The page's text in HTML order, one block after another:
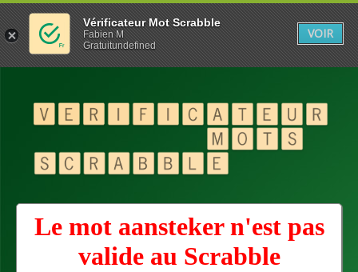
Le mot aansteker n'est pas
valide au Scrabble
Vérificateur Mot Scrabble
Fabien M
Gratuitundefined
VOIR